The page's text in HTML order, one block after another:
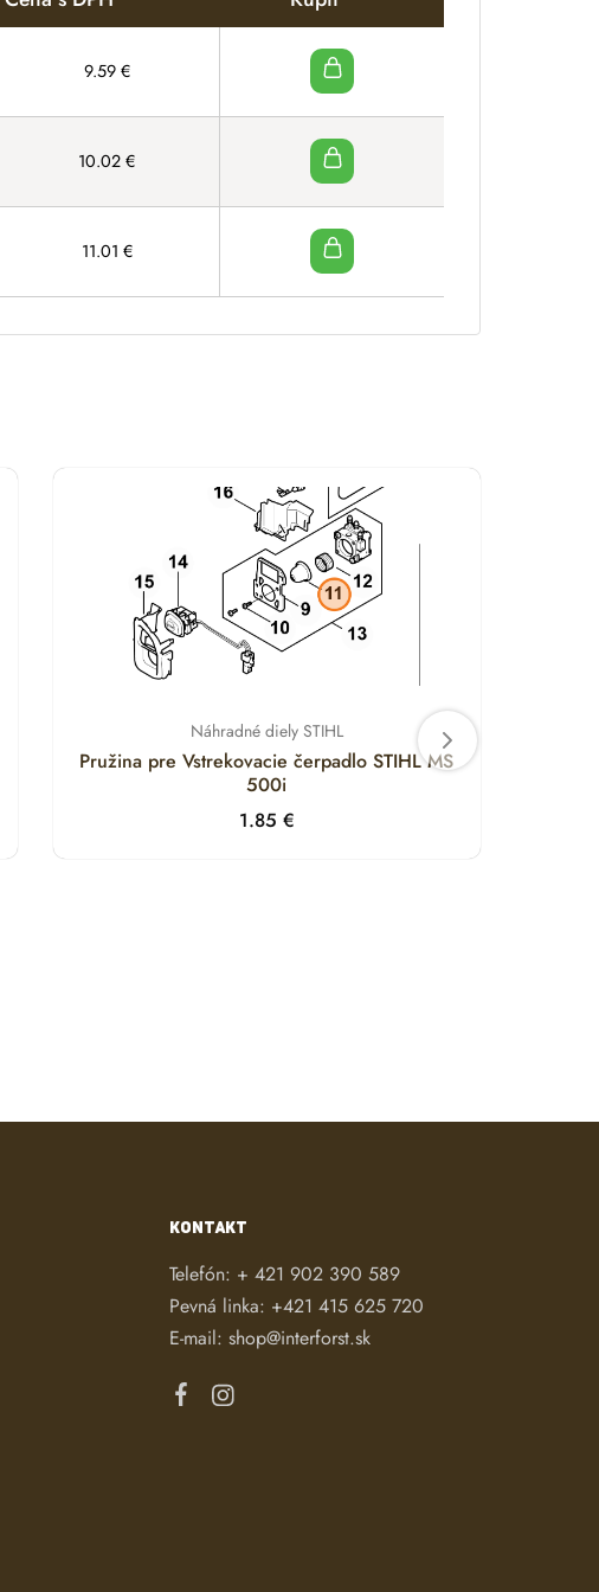
9.59 €
10.02 €
11.01 €
Náhradné diely STIHL
Pružina pre Vstrekovacie čerpadlo STIHL MS
500i
1.85 €
KONTAKT
Telefón: + 421 902 390 589
Pevná linka: +421 415 625 720
E-mail: shop@interforst.sk